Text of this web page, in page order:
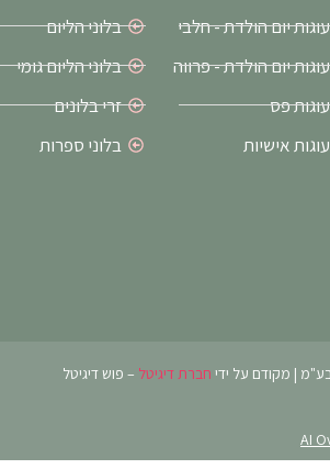
עוגות יום הולדת - חלבי
עוגות יום הולדת - פרווה
עוגות פס
עוגות אישיות
בלוני הליום
בלוני הליום גומי
זרי בלונים
בלוני ספרות
| מקודם על ידי חברת דיגיטל – פוש דיגיטל
AI